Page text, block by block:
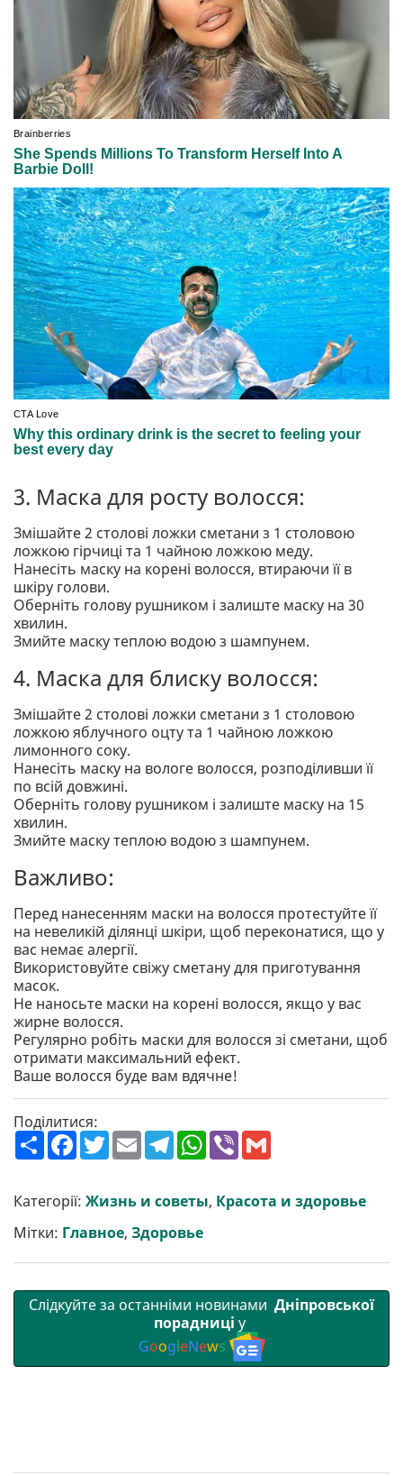
3. Маска для росту волосся:
Змішайте 2 столові ложки сметани з 1 столовою
ложкою гірчиці та 1 чайною ложкою меду.
Нанесіть маску на корені волосся, втираючи її в
шкіру голови.
Оберніть голову рушником і залиште маску на 30
хвилин.
Змийте маску теплою водою з шампунем.
4. Маска для блиску волосся:
Змішайте 2 столові ложки сметани з 1 столовою
ложкою яблучного оцту та 1 чайною ложкою
лимонного соку.
Нанесіть маску на вологе волосся, розподіливши її
по всій довжині.
Оберніть голову рушником і залиште маску на 15
хвилин.
Змийте маску теплою водою з шампунем.
Важливо:
Перед нанесенням маски на волосся протестуйте її
на невеликій ділянці шкіри, щоб переконатися, що у
вас немає алергії.
Використовуйте свіжу сметану для приготування
масок.
Не наносьте маски на корені волосся, якщо у вас
жирне волосся.
Регулярно робіть маски для волосся зі сметани, щоб
отримати максимальний ефект.
Ваше волосся буде вам вдячне!
Поділитися:
П
о
р
и
т
и
F
a
b
o
o
k
T
w
t
e
r
E
m
l
T
e
g
r
a
m
W
h
s
A
V
r l
Категорії: Жизнь и советы, Красота и здоровье
Мітки: Главное, Здоровье
Слідкуйте за останніми новинами Дніпровської
порадниці у
GoogleNews